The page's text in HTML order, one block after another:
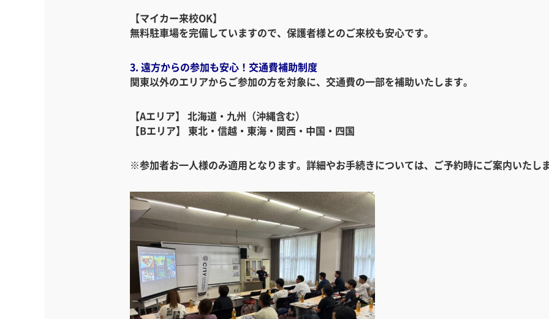
【マイカー来校OK】
無料駐車場を完備していますので、保護者様とのご来校も安心です。
3. 遠方からの参加も安心！交通費補助制度
関東以外のエリアからご参加の方を対象に、交通費の一部を補助いたします。
【Aエリア】 北海道・九州（沖縄含む）
【Bエリア】 東北・信越・東海・関西・中国・四国
※参加者お一人様のみ適用となります。詳細やお手続きについては、ご予約時にご案内いたし